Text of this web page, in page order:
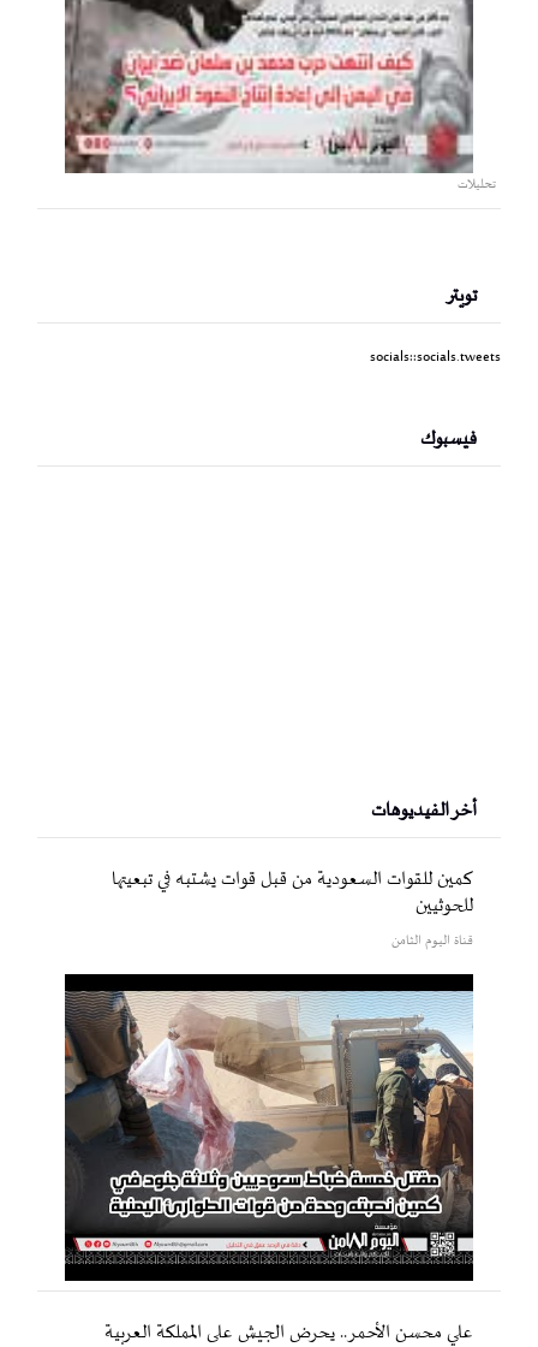
تحليلات
تويتر
socials::socials.tweets
فيسبوك
أخر الفيديوهات
كمين للقوات السعودية من قبل قوات يشتبه في تبعيتها
للحوثيين
قناة اليوم الثامن
علي محسن الأحمر.. يحرض الجيش على المملكة العربية